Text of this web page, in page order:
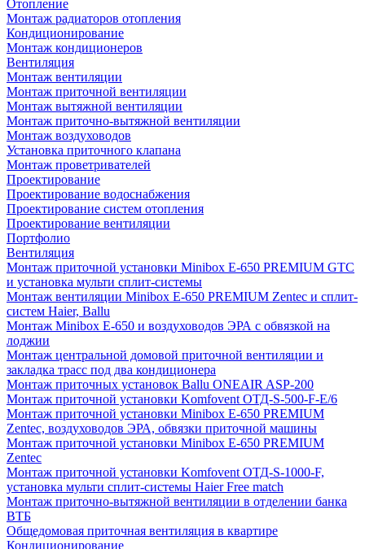
Отопление
Монтаж радиаторов отопления
Кондиционирование
Монтаж кондиционеров
Вентиляция
Монтаж вентиляции
Монтаж приточной вентиляции
Монтаж вытяжной вентиляции
Монтаж приточно-вытяжной вентиляции
Монтаж воздуховодов
Установка приточного клапана
Монтаж проветривателей
Проектирование
Проектирование водоснабжения
Проектирование систем отопления
Проектирование вентиляции
Портфолио
Вентиляция
Монтаж приточной установки Minibox E-650 PREMIUM GTC
и установка мульти сплит-системы
Монтаж вентиляции Minibox E-650 PREMIUM Zentec и сплит-
систем Haier, Ballu
Монтаж Minibox E-650 и воздуховодов ЭРА с обвязкой на
лоджии
Монтаж центральной домовой приточной вентиляции и
закладка трасс под два кондиционера
Монтаж приточных установок Ballu ONEAIR ASP-200
Монтаж приточной установки Komfovent ОТД-S-500-F-E/6
Монтаж приточной установки Minibox E-650 PREMIUM
Zentec, воздуховодов ЭРА, обвязки приточной машины
Монтаж приточной установки Minibox E-650 PREMIUM
Zentec
Монтаж приточной установки Komfovent ОТД-S-1000-F,
установка мульти сплит-системы Haier Free match
Монтаж приточно-вытяжной вентиляции в отделении банка
ВТБ
Общедомовая приточная вентиляция в квартире
Кондиционирование